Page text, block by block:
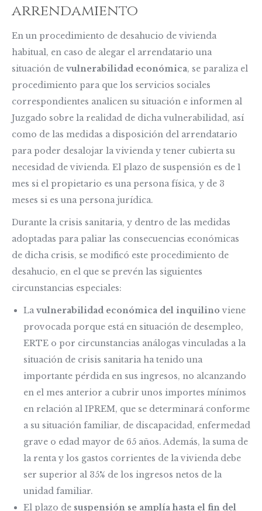
arrendamiento
En un procedimiento de desahucio de vivienda
habitual, en caso de alegar el arrendatario una
situación de vulnerabilidad económica, se paraliza el
procedimiento para que los servicios sociales
correspondientes analicen su situación e informen al
Juzgado sobre la realidad de dicha vulnerabilidad, así
como de las medidas a disposición del arrendatario
para poder desalojar la vivienda y tener cubierta su
necesidad de vivienda. El plazo de suspensión es de 1
mes si el propietario es una persona física, y de 3
meses si es una persona jurídica.
Durante la crisis sanitaria, y dentro de las medidas
adoptadas para paliar las consecuencias económicas
de dicha crisis, se modificó este procedimiento de
desahucio, en el que se prevén las siguientes
circunstancias especiales:
Lavulnerabilidad económica del inquilino viene
provocada porque está en situación de desempleo,
ERTE o por circunstancias análogas vinculadas a la
situación de crisis sanitaria ha tenido una
importante pérdida en sus ingresos, no alcanzando
en el mes anterior a cubrir unos importes mínimos
en relación al IPREM, que se determinará conforme
a su situación familiar, de discapacidad, enfermedad
grave o edad mayor de 65 años. Además, la suma de
la renta y los gastos corrientes de la vivienda debe
ser superior al 35% de los ingresos netos de la
unidad familiar.
El plazo de suspensión se amplía hasta el fin del